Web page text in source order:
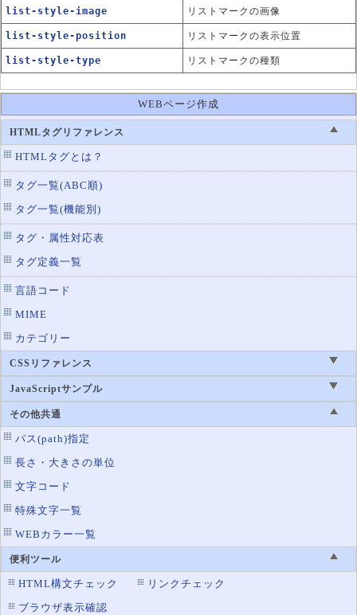
list-style-image リストマークの画像
list-style-position リストマークの表示位置
list-style-type リストマークの種類
WEBページ作成
HTMLタグリファレンス
HTMLタグとは？
タグ一覧(ABC順)
タグ一覧(機能別)
タグ・属性対応表
タグ定義一覧
言語コード
MIME
カテゴリー
CSSリファレンス
JavaScriptサンプル
その他共通
パス(path)指定
長さ・大きさの単位
文字コード
特殊文字一覧
WEBカラー一覧
便利ツール
HTML構文チェック
リンクチェック
ブラウザ表示確認